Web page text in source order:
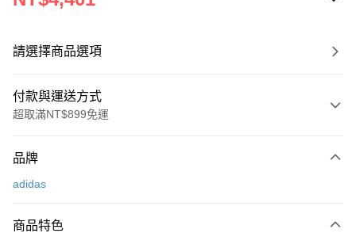
請選擇商品選項
付款與運送方式
超取滿NT$899免運
信用卡一次付款
Apple Pay
品牌
adidas
商品特色